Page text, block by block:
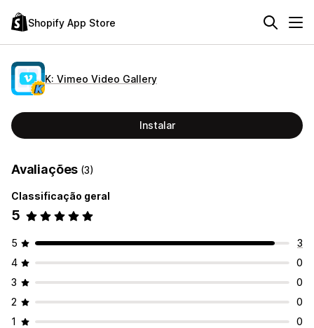
Shopify App Store
K: Vimeo Video Gallery
Instalar
Avaliações (3)
Classificação geral
5
5
3
4
0
3
0
2
0
1
0